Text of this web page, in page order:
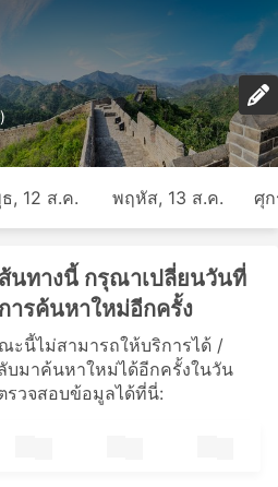
, 12 ส.ค. พฤหัส, 13 ส.ค. ศุ
นทางนี้ กรุณาเปลี่ยนวันที่
ารค้นหาใหม่อีกครั้ง
ะนี้ไม่สามารถให้บริการได้ /
มาค้นหาใหม่ได้อีกครั้งในวัน
รวจสอบข้อมูลได้ที่นี่: